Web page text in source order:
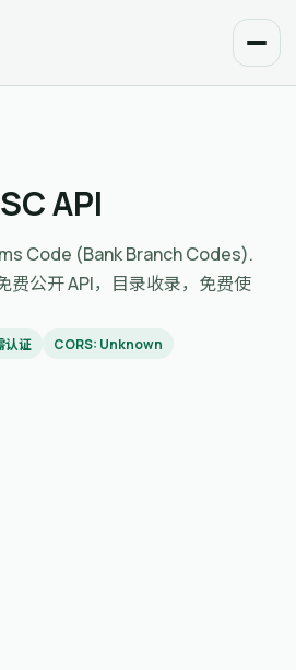
API
Code (Bank Branch Codes).
费公开 API，目录收录，免费使
认证 CORS: Unknown